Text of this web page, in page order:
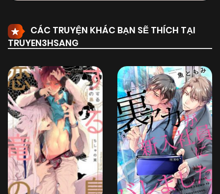
CÁC TRUYỆN KHÁC BẠN SẼ THÍCH TẠI
TRUYEN3HSANG